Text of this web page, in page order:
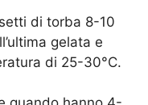
di torba 8-10
gelata e
di 25-30°C.